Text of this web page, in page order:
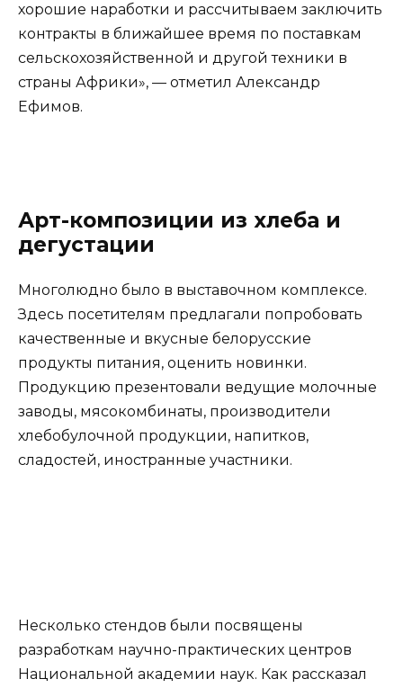
хорошие наработки и рассчитываем заключить
контракты в ближайшее время по поставкам
сельскохозяйственной и другой техники в
страны Африки», — отметил Александр
Ефимов.
Арт-композиции из хлеба и
дегустации
Многолюдно было в выставочном комплексе.
Здесь посетителям предлагали попробовать
качественные и вкусные белорусские
продукты питания, оценить новинки.
Продукцию презентовали ведущие молочные
заводы, мясокомбинаты, производители
хлебобулочной продукции, напитков,
сладостей, иностранные участники.
Несколько стендов были посвящены
разработкам научно-практических центров
Национальной академии наук. Как рассказал